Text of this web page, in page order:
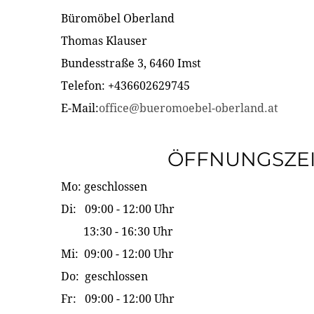
Büromöbel Oberland
Thomas Klauser
Bundesstraße 3, 6460 Imst
Telefon: +436602629745
E-Mail:office@bueromoebel-oberland.at
Mo: geschlossen
Di: 09:00 - 12:00 Uhr
13:30 - 16:30 Uhr
Mi: 09:00 - 12:00 Uhr
Do: geschlossen
Fr: 09:00 - 12:00 Uhr